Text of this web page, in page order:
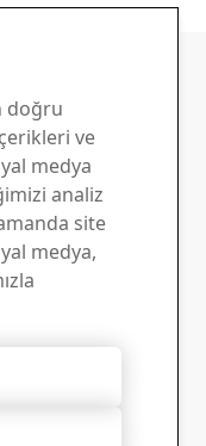
materyalleri
doğru
ve
medya
analiz
site
medya,